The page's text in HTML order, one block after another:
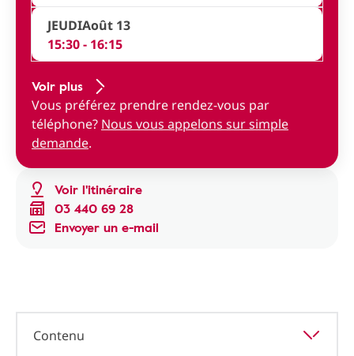
Voir l'itinéraire
03 440 69 28
Envoyer un e-mail
JEUDIAoût 13
15:30 - 16:15
Voir plus
Vous préférez prendre rendez-vous par
téléphone? Nous vous appelons sur simple
demande.
Contenu